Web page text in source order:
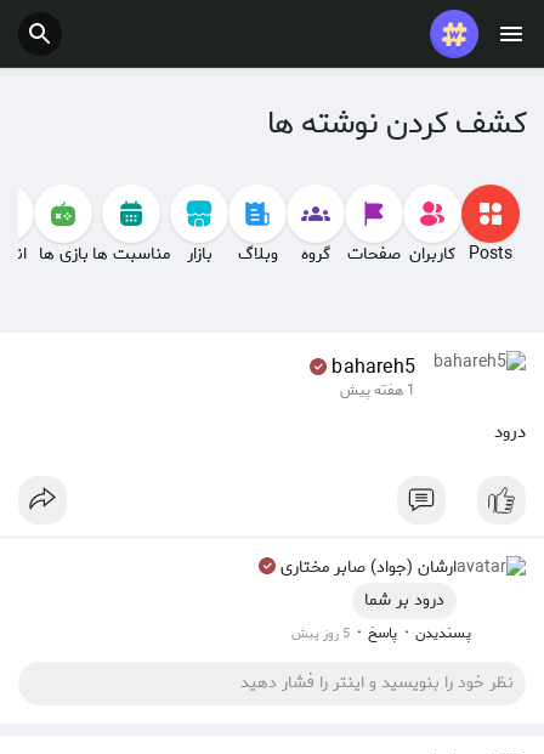
کشف کردن نوشته ها
Posts کاربران صفحات گروه وبلاگ بازار مناسبت ها بازی ها
bahareh5
1 هفته پیش
درود
ارشان (جواد) صابر مختاری
درود بر شما
پسندیدن · پاسخ · 5 روز پیش